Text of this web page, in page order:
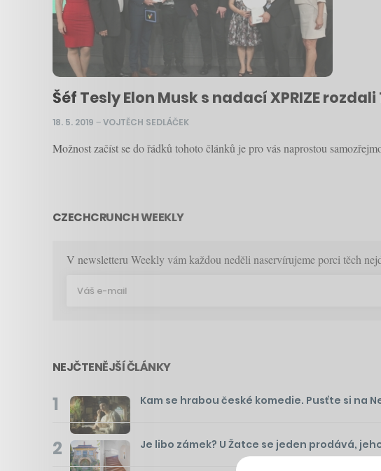
Šéf Tesly Elon Musk s nadací XPRIZE
18. 5. 2019 –VOJTĚCH SEDLÁČEK
Možnost začíst se do řádků tohoto článků je pro vás naprostou
CZECHCRUNCH WEEKLY
V newsletteru Weekly vám každou neděli naservírujeme porci těch
NEJČTENĚJŠÍ ČLÁNKY
1 Kam se hrabou české komedie. Pusťte si na
2 Je libo zámek? U Žatce se jeden prodává,